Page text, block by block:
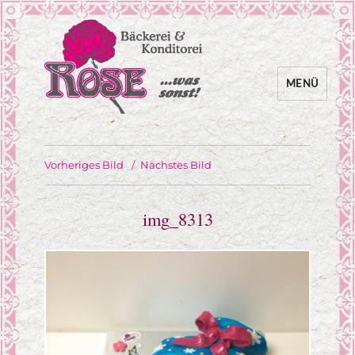
Bäckerei Rose
… was sonst!
MENÜ
Vorheriges Bild Nächstes Bild
img_8313